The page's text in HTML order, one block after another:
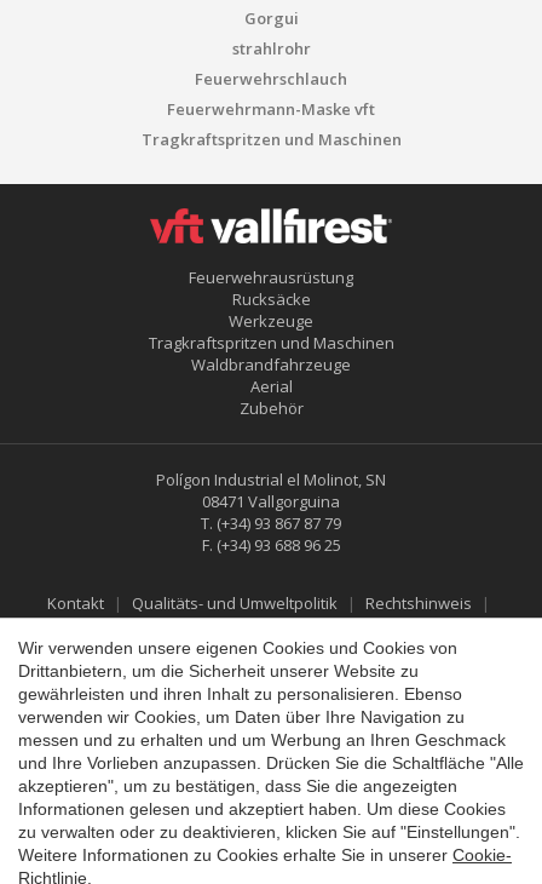
Gorgui
strahlrohr
Feuerwehrschlauch
Feuerwehrmann-Maske vft
Tragkraftspritzen und Maschinen
Feuerwehrausrüstung
Rucksäcke
Werkzeuge
Tragkraftspritzen und Maschinen
Waldbrandfahrzeuge
Aerial
Zubehör
Polígon Industrial el Molinot, SN
08471 Vallgorguina
T. (+34) 93 867 87 79
F. (+34) 93 688 96 25
Kontakt Qualitäts- und Umweltpolitik
Rechtshinweis
Datenschutzbestimmungen
Cookies-Richtlinie
Social-Media-Richtlinie
Rückgabe- und Erstattungspolitik
Wir verwenden unsere eigenen Cookies und Cookies von
Drittanbietern, um die Sicherheit unserer Website zu
gewährleisten und ihren Inhalt zu personalisieren. Ebenso
verwenden wir Cookies, um Daten über Ihre Navigation zu
messen und zu erhalten und um Werbung an Ihren Geschmack
und Ihre Vorlieben anzupassen. Drücken Sie die Schaltfläche "Alle
akzeptieren", um zu bestätigen, dass Sie die angezeigten
Informationen gelesen und akzeptiert haben. Um diese Cookies
zu verwalten oder zu deaktivieren, klicken Sie auf "Einstellungen".
Weitere Informationen zu Cookies erhalte Sie in unserer Cookie-
Richtlinie